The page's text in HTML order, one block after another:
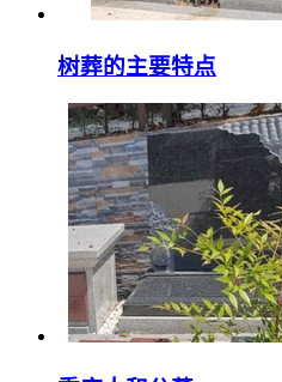
树葬的主要特点